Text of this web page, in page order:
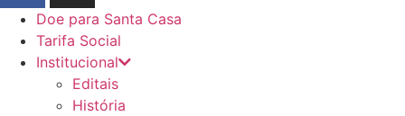
Doe para Santa Casa
Tarifa Social
Institucional
Editais
História